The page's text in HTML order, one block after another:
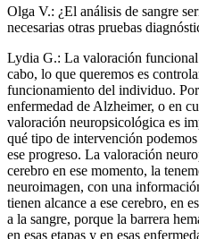
Olga V.: ¿El análisis de sangre
necesarias otras pruebas
Lydia G.: La valoración
cabo, lo que queremos es
funcionamiento del individuo.
enfermedad de Alzheimer, o en
valoración neuropsicológica es
qué tipo de intervención
ese progreso. La valoración
cerebro en ese momento, la
neuroimagen, con una
tienen alcance a ese cerebro, en
a la sangre, porque la barrera
en esas etapas y en esas